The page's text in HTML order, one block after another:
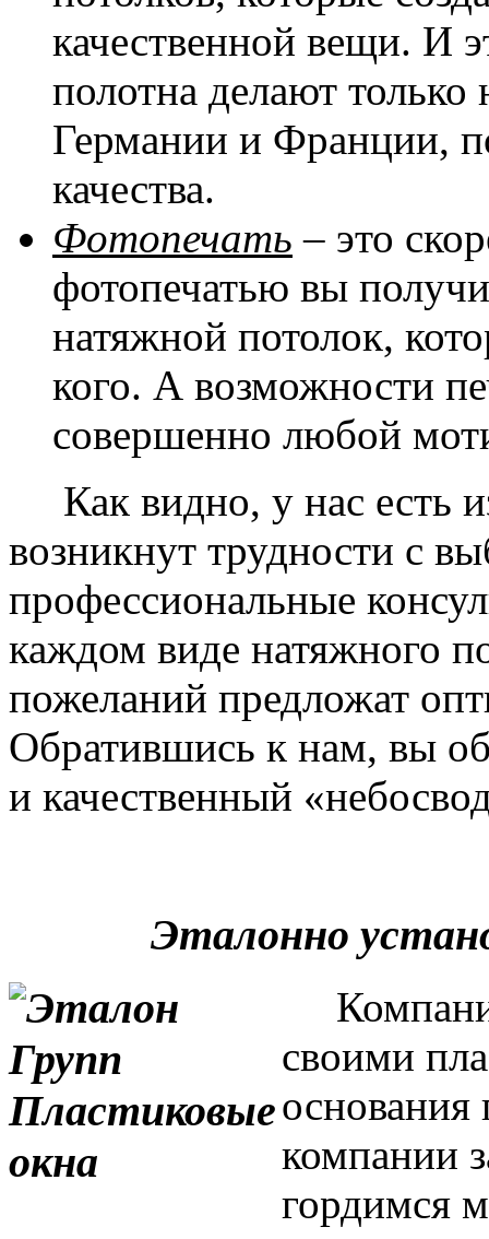
качественной вещи. И
полотна делают
Германии и Франции,
качества.
Фотопечать – это
фотопечатью вы
натяжной потолок,
кого. А возможности
совершенно любой
Как видно, у нас есть
возникнут трудности с
профессиональные
каждом виде натяжного
пожеланий предложат
Обратившись к нам, вы
и качественный
Эталонно
своими
основания
компании
гордимся